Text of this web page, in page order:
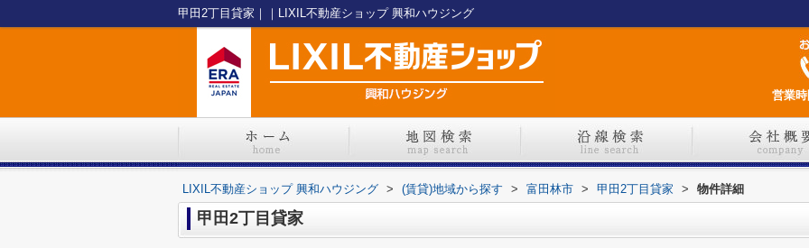
甲田2丁目貸家｜｜LIXIL不動産ショップ 興和ハウジング
営業
LIXIL不動産ショップ 興和ハウジング > (賃貸)地域から探す > 富田林市 > 甲田2丁目貸家 > 物件詳細
甲田2丁目貸家